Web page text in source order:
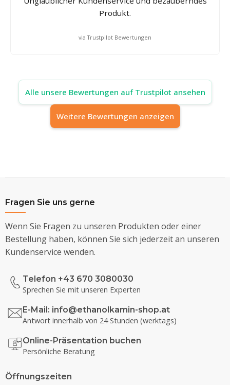
Produkt.
via Trustpilot Bewertungen
Alle unsere Bewertungen auf Trustpilot ansehen
Weitere Bewertungen anzeigen
Fragen Sie uns gerne
Wenn Sie Fragen zu unseren Produkten oder einer
Bestellung haben, können Sie sich jederzeit an unseren
Kundenservice wenden.
Telefon +43 670 3080030
Sprechen Sie mit unseren Experten
E-Mail: info@ethanolkamin-shop.at
Antwort innerhalb von 24 Stunden (werktags)
Online-Präsentation buchen
Persönliche Beratung
Öffnungszeiten